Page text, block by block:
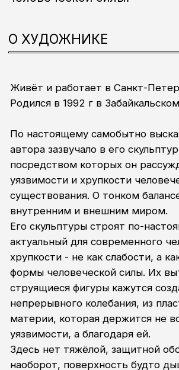
струящиеся фигуры кажутся созданными из
непрерывного колебания, из пластической
Здесь нет тяжёлой, защитной оболочки —
наоборот, поверхность будто дышит.
Поверхность фигур не закрыта, не стремится
становятся структурой внутреннего движения,
пульсацией. Это тела, которые стоят потому,
жёсткости.
Раскинутые или поднятые вверх руки - жесты
открытости — не жесты победы, а жесты
вертикаль держится на тонкости, на
внутреннем балансе.
Его устойчивость не в изоляции, а в
способности пропускать, реагировать,
изменяться. Хрупкость становится
пространством, где человек не распадается, а
Хрупкость в этой оптике — не трещина, а
пространство чувствительности. Эти
существовании, которое не пытается
оградиться от сложности, а находит в её
давлении собственный ритм, собственную